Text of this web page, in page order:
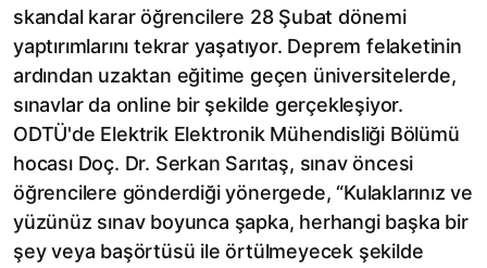
skandal karar öğrencilere 28 Şubat dönemi
yaptırımlarını tekrar yaşatıyor. Deprem felaketinin
ardından uzaktan eğitime geçen üniversitelerde,
sınavlar da online bir şekilde gerçekleşiyor.
ODTÜ'de Elektrik Elektronik Mühendisliği Bölümü
hocası Doç. Dr. Serkan Sarıtaş, sınav öncesi
öğrencilere gönderdiği yönergede, “Kulaklarınız ve
yüzünüz sınav boyunca şapka, herhangi başka bir
şey veya başörtüsü ile örtülmeyecek şekilde